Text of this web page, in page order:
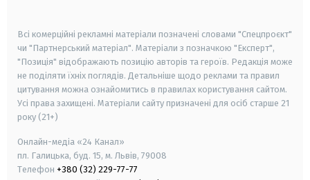
Всі комерційні рекламні матеріали позначені словами "Спецпроєкт"
чи "Партнерський матеріал". Матеріали з позначкою "Експерт",
"Позиція" відображають позицію авторів та героїв. Редакція може
не поділяти їхніх поглядів. Детальніше щодо реклами та правил
цитування можна ознайомитись в правилах користування сайтом.
Усі права захищені. Матеріали сайту призначені для осіб старше 21
року (21+)
Онлайн-медіа «24 Канал»
пл. Галицька, буд. 15, м. Львів, 79008
Телефон +380 (32) 229-77-77